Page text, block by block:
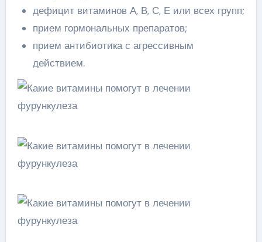
дефицит витаминов А, В, С, Е или всех групп;
прием гормональных препаратов;
прием антибиотика с агрессивным
действием.